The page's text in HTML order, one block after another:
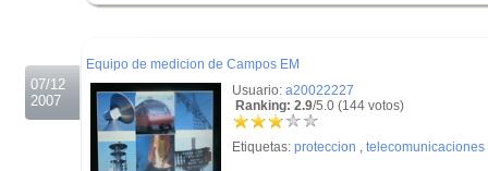
07/12
2007
Equipo de medicion de Campos EM
Usuario: a20022227
Ranking: 2.9/5.0 (144 votos)
Etiquetas: proteccion , telecomunicaciones